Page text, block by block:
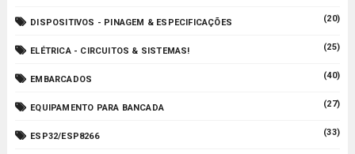
DISPOSITIVOS - PINAGEM & ESPECIFICAÇÕES (20)
ELÉTRICA - CIRCUITOS & SISTEMAS! (25)
EMBARCADOS (40)
EQUIPAMENTO PARA BANCADA (27)
ESP32/ESP8266 (33)